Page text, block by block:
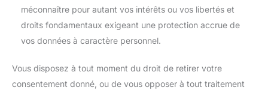
méconnaître pour autant vos intérêts ou vos libertés et
droits fondamentaux exigeant une protection accrue de
vos données à caractère personnel.
Vous disposez à tout moment du droit de retirer votre
consentement donné, ou de vous opposer à tout traitement